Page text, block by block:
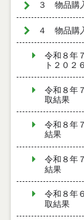
３ 物品購
４ 物品購
令和８年
ト２０２
令和８年
取結果
令和８年
結果
令和８年
結果
令和８年
取結果